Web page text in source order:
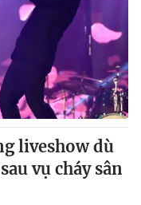
liveshow dù
vụ cháy sân